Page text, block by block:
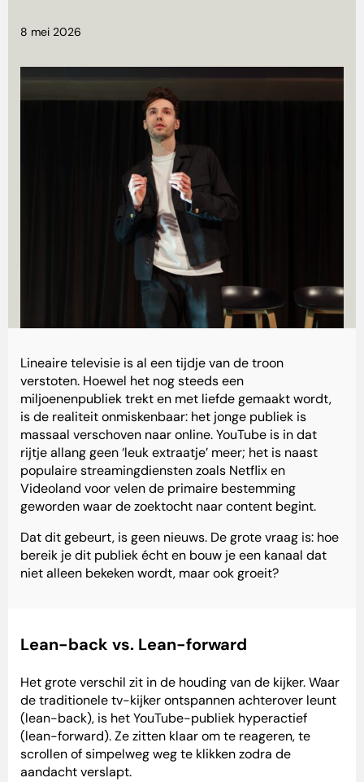
8 mei 2026
Lineaire televisie is al een tijdje van de troon
verstoten. Hoewel het nog steeds een
miljoenenpubliek trekt en met liefde gemaakt wordt,
is de realiteit onmiskenbaar: het jonge publiek is
massaal verschoven naar online. YouTube is in dat
rijtje allang geen ‘leuk extraatje’ meer; het is naast
populaire streamingdiensten zoals Netflix en
Videoland voor velen de primaire bestemming
geworden waar de zoektocht naar content begint.
Dat dit gebeurt, is geen nieuws. De grote vraag is: hoe
bereik je dit publiek écht en bouw je een kanaal dat
niet alleen bekeken wordt, maar ook groeit?
Lean-back vs. Lean-forward
Het grote verschil zit in de houding van de kijker. Waar
de traditionele tv-kijker ontspannen achterover leunt
(lean-back), is het YouTube-publiek hyperactief
(lean-forward). Ze zitten klaar om te reageren, te
scrollen of simpelweg weg te klikken zodra de
aandacht verslapt.